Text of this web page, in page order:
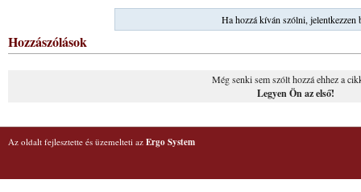
Ha hozzá kíván szólni, jelentkezzen
Hozzászólások
Még senki sem szólt hozzá ehhez a
Legyen Ön az első!
Az oldalt fejlesztette és üzemelteti az Ergo System